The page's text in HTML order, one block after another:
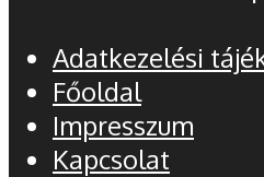
Adatkezelési
Főoldal
Impresszum
Kapcsolat